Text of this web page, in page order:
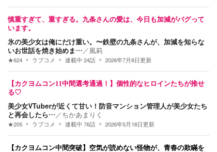
慎重すぎて、重すぎる。九条さんの愛は、今日も加減がバグって
います。
氷の美少女は俺にだけ重い。〜鉄壁の九条さんが、加減を知らな
いお世話を焼き始めま… ／ 風莉
★624 ラブコメ 連載中 24話 2026年7月8日更新
【カクヨムコン11中間選考通過！】個性的なヒロインたちが推せ
る♡
美少女VTuberが近くて甘い！防音マンション管理人が美少女たち
と再会したら… ／ちかあまりく
★205 ラブコメ 連載中 76話 2026年5月18日更新
【カクヨムコン中間突破】空気が読めない怪物が、青春の欺瞞を